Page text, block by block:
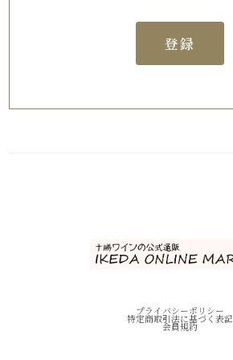
登録
プライバシーポリシー
特定商取引法に基づく表記
会員規約